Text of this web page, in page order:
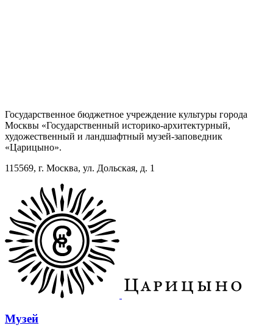
Государственное бюджетное учреждение культуры города
Москвы «Государственный историко-архитектурный,
художественный и ландшафтный музей-заповедник
«Царицыно».
115569, г. Москва, ул. Дольская, д. 1
Музей